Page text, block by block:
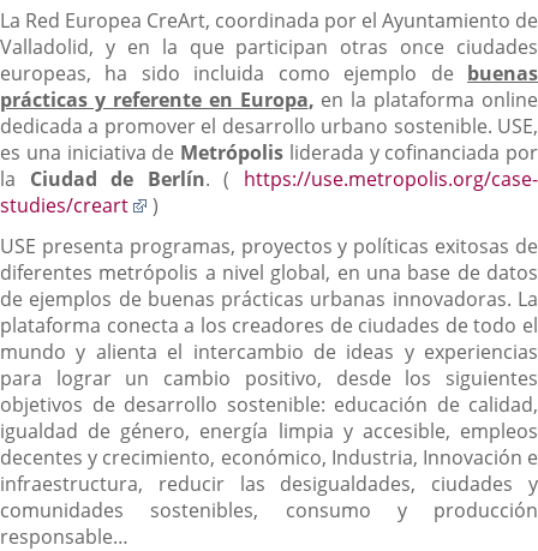
Descripción
La Red Europea CreArt, coordinada por el Ayuntamiento de
Valladolid, y en la que participan otras once ciudades
europeas, ha sido incluida como ejemplo de buenas
prácticas y referente en Europa, en la plataforma online
dedicada a promover el desarrollo urbano sostenible. USE,
es una iniciativa de Metrópolis liderada y cofinanciada por
la Ciudad de Berlín. ( https://use.metropolis.org/case-
studies/creart
Enlace
una
aplicación
externa.
)
USE presenta programas, proyectos y políticas exitosas de
diferentes metrópolis a nivel global, en una base de datos
de ejemplos de buenas prácticas urbanas innovadoras. La
plataforma conecta a los creadores de ciudades de todo el
mundo y alienta el intercambio de ideas y experiencias
para lograr un cambio positivo, desde los siguientes
objetivos de desarrollo sostenible: educación de calidad,
igualdad de género, energía limpia y accesible, empleos
decentes y crecimiento, económico, Industria, Innovación e
infraestructura, reducir las desigualdades, ciudades y
comunidades sostenibles, consumo y producción
responsable…